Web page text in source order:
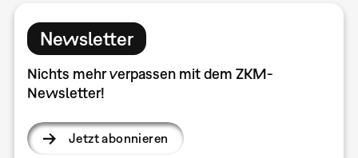
Newsletter
Nichts mehr verpassen mit dem ZKM-
Newsletter!
Jetzt abonnieren